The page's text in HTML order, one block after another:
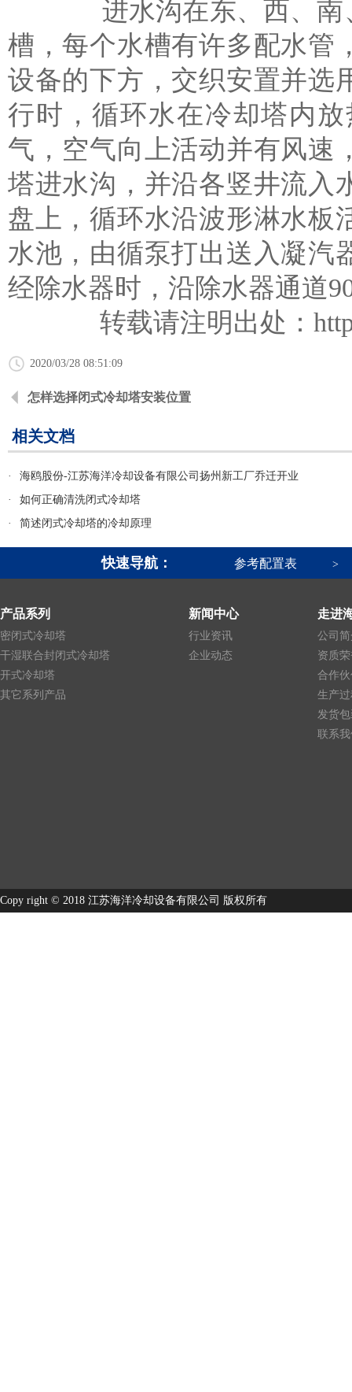
进水沟在东、西、南、
槽，每个水槽有许多配水管
设备的下方，交织安置并选
行时，循环水在冷却塔内
气，空气向上活动并有风速
塔进水沟，并沿各竖井流入
盘上，循环水沿波形淋水板
水池，由循泵打出送入凝汽
经除水器时，沿除水器通道
转载请注明出处：
2020/03/28 08:51:09
怎样选择闭式冷却塔安装位置
相关文档
·
海鸥股份-江苏海洋冷却设备有限公司扬州新工厂乔迁开业
·
如何正确清洗闭式冷却塔
·
简述闭式冷却塔的冷却原理
快速导航： 参考配置表 >
产品系列
密闭式冷却塔
干湿联合封闭式冷却塔
开式冷却塔
其它系列产品
新闻中心
行业资讯
企业动态
走进
公司
资质
合作
生产
发货
联系
Copy right © 2018 江苏海洋冷却设备有限公司 版权所有